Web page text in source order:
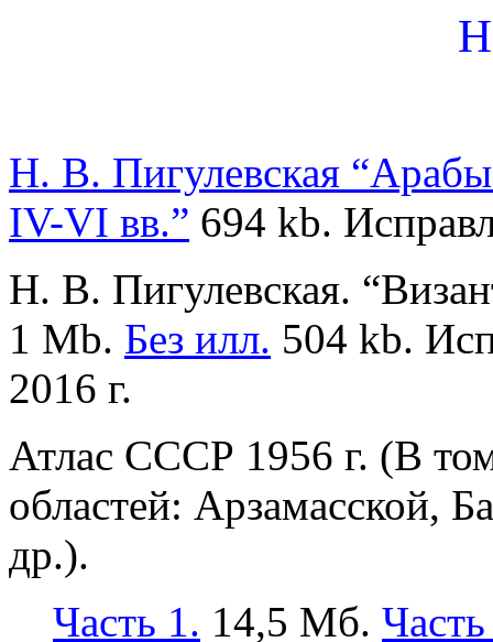
Н. В. Пигулевская
IV-VI вв.” 694 kb.
Н. В. Пигулевская.
1 Mb. Без илл. 504 kb.
2016 г.
Атлас СССР 1956 г. (В
областей: Арзамасской,
др.).
Часть 1. 14,5 Мб.